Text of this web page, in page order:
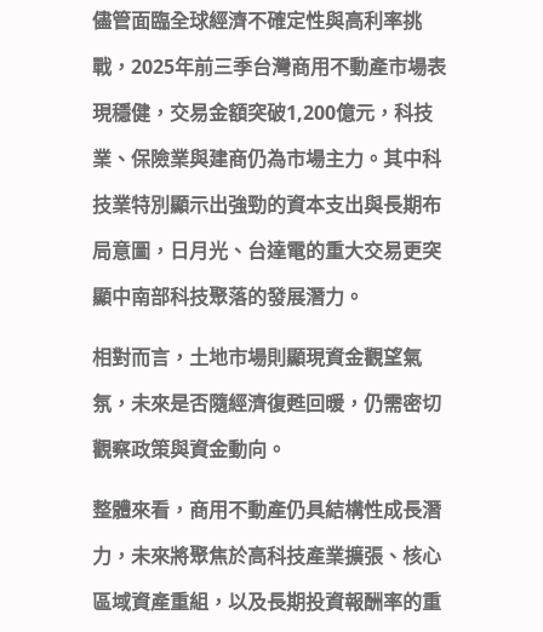
儘管面臨全球經濟不確定性與高利率挑
戰，2025年前三季台灣商用不動產市場表
現穩健，交易金額突破1,200億元，科技
業、保險業與建商仍為市場主力。其中科
技業特別顯示出強勁的資本支出與長期布
局意圖，日月光、台達電的重大交易更突
顯中南部科技聚落的發展潛力。
相對而言，土地市場則顯現資金觀望氣
氛，未來是否隨經濟復甦回暖，仍需密切
觀察政策與資金動向。
整體來看， 商用不動產仍具結構性成長潛
力 ，未來將聚焦於高科技產業擴張、核心
區域資產重組，以及長期投資報酬率的重